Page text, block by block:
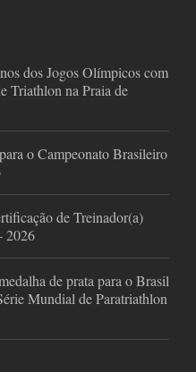
dos Jogos Olímpicos com
Triathlon na Praia de
o Campeonato Brasileiro
de Treinador(a)
2026
de prata para o Brasil
Mundial de Paratriathlon